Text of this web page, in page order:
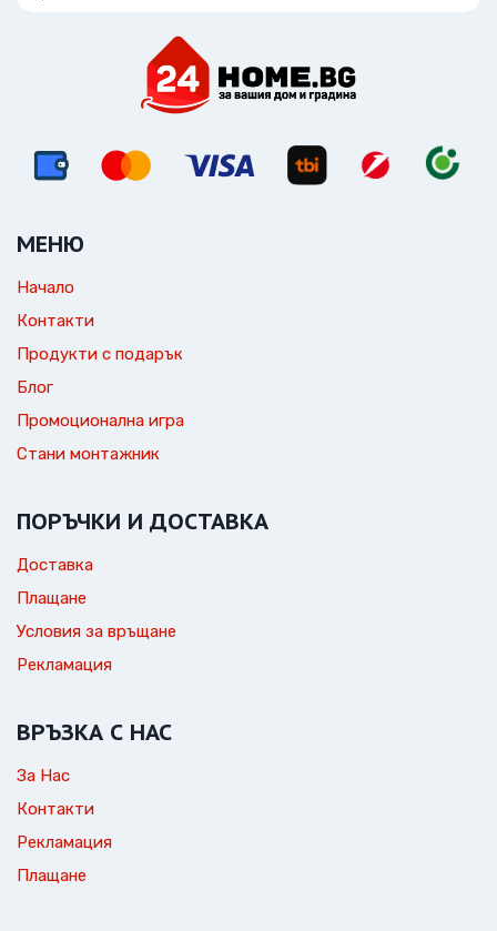
МЕНЮ
Начало
Контакти
Продукти с подарък
Блог
Промоционална игра
Стани монтажник
ПОРЪЧКИ И ДОСТАВКА
Доставка
Плащане
Условия за връщане
Рекламация
ВРЪЗКА С НАС
За Нас
Контакти
Рекламация
Плащане